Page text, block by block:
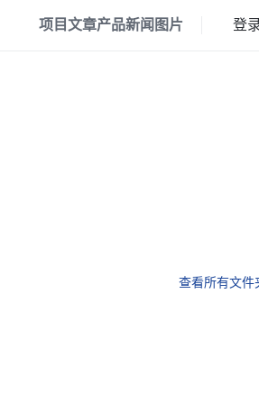
项目文章产品新闻 图片 登
查看所有文件